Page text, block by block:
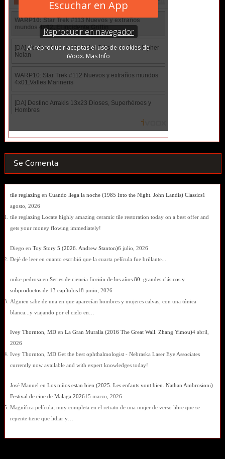
Se Comenta
tile reglazing en Cuando llega la noche (1985 Into the Night. John Landis) Classics1
agosto, 2026
tile reglazing Locate highly amazing ceramic tile restoration today on a best offer and
gets your money flowing immediately!
Diego en Toy Story 5 (2026. Andrew Stanton)6 julio, 2026
Dejé de leer en cuanto escribió que la cuarta película fue brillante...
mike pedrosa en Series de ciencia ficción de los años 80: grandes clásicos y
subproductos de 13 capítulos18 junio, 2026
Alguien sabe de una en que aparecían hombres y mujeres calvas, con una túnica
blanca...y viajando por el cielo en…
Ivey Thornton, MDen La Gran Muralla (2016 The Great Wall. Zhang Yimou)4 abril,
2026
Ivey Thornton, MD Get the best ophthalmologist - Nebraska Laser Eye Associates
currently now available and with expert knowledges today!
José Manuel en Los niños estan bien (2025. Les enfants vont bien. Nathan Ambrosioni)
Festival de cine de Malaga 202615 marzo, 2026
Magnífica película; muy completa en el retrato de una mujer de verso libre que se
repente tiene que lidiar y…